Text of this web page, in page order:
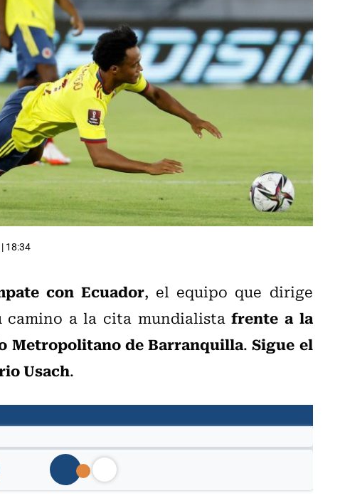
18:34
con Ecuador, el equipo que dirige
camino a la cita mundialistafrente a la
Metropolitano de Barranquilla.Sigue el
Usach.